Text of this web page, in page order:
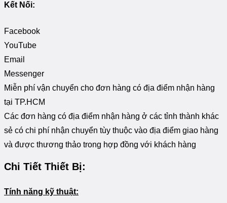
Kết Nối:
Facebook
YouTube
Email
Messenger
Miễn phí vận chuyển cho đơn hàng có địa điểm nhận hàng
tại TP.HCM
Các đơn hàng có địa điểm nhận hàng ở các tỉnh thành khác
sẻ có chi phí nhận chuyển tùy thuộc vào địa điểm giao hàng
và được thương thảo trong hợp đồng với khách hàng
Chi Tiết Thiết Bị:
Tính năng kỹ thuật: